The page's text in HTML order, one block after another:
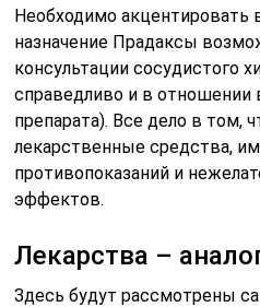
Необходимо акцентировать
назначение Прадаксы
консультации сосудистого
справедливо и в отношении
препарата). Все дело в том,
лекарственные средства,
противопоказаний и
эффектов.
Лекарства –
Здесь будут рассмотрены